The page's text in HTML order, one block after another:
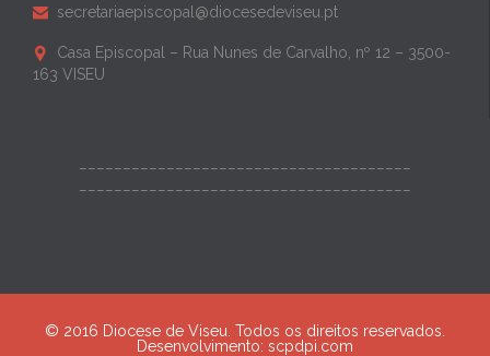
 secretariaepiscopal@diocesedeviseu.pt

Casa Episcopal – Rua Nunes de Carvalho, nº 12 – 3500-
163 VISEU
© 2016 Diocese de Viseu. Todos os direitos reservados.
Desenvolvimento: scpdpi.com